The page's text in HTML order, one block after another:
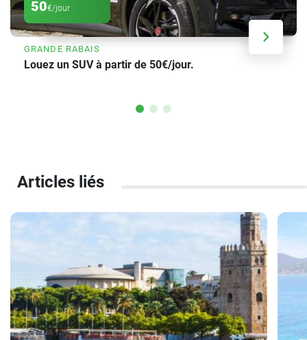
50€/jour
GRANDE RABAIS
Louez un SUV à partir de 50€/jour.
Articles liés